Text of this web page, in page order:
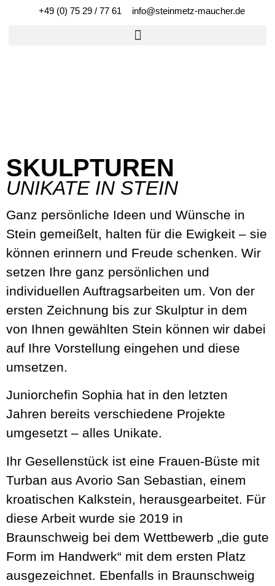
+49 (0) 75 29 / 77 61 info@steinmetz-maucher.de
SKULPTUREN
UNIKATE IN STEIN
Ganz persönliche Ideen und Wünsche in
Stein gemeißelt, halten für die Ewigkeit – sie
können erinnern und Freude schenken. Wir
setzen Ihre ganz persönlichen und
individuellen Auftragsarbeiten um. Von der
ersten Zeichnung bis zur Skulptur in dem
von Ihnen gewählten Stein können wir dabei
auf Ihre Vorstellung eingehen und diese
umsetzen.
Juniorchefin Sophia hat in den letzten
Jahren bereits verschiedene Projekte
umgesetzt – alles Unikate.
Ihr Gesellenstück ist eine Frauen-Büste mit
Turban aus Avorio San Sebastian, einem
kroatischen Kalkstein, herausgearbeitet. Für
diese Arbeit wurde sie 2019 in
Braunschweig bei dem Wettbewerb „die gute
Form im Handwerk“ mit dem ersten Platz
ausgezeichnet. Ebenfalls in Braunschweig